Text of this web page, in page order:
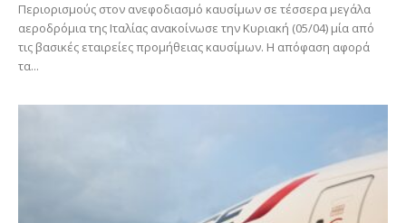
Περιορισμούς στον ανεφοδιασμό καυσίμων σε τέσσερα μεγάλα
αεροδρόμια της Ιταλίας ανακοίνωσε την Κυριακή (05/04) μία από
τις βασικές εταιρείες προμήθειας καυσίμων. Η απόφαση αφορά
τα...